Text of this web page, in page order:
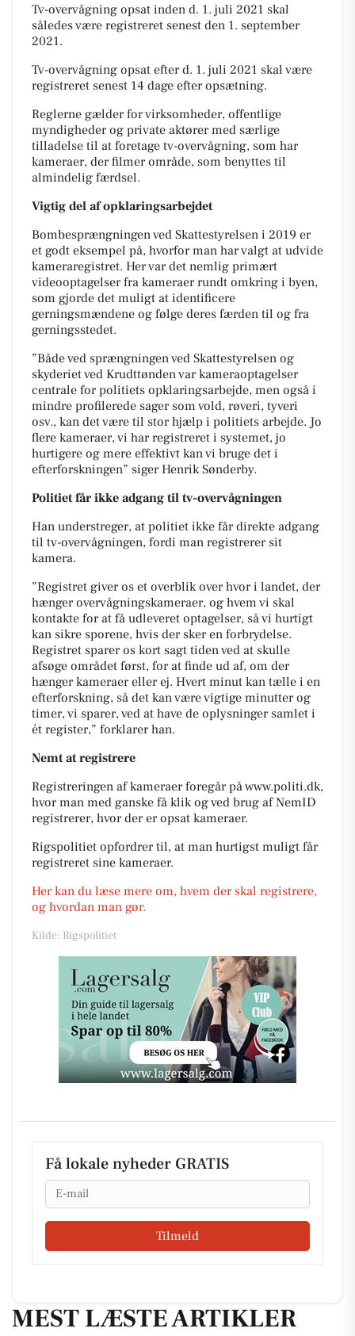
Tv-overvågning opsat inden d. 1. juli 2021 skal
således være registreret senest den 1. september
2021.
Tv-overvågning opsat efterd. 1. juli 2021 skal være
registreret senest 14 dage efter opsætning.
Reglerne gælder for virksomheder, offentlige
myndigheder og private aktører med særlige
tilladelse til at foretage tv-overvågning, som har
kameraer, der filmer område, som benyttes til
almindelig færdsel.
Vigtig del af opklaringsarbejdet
Bombesprængningen ved Skattestyrelsen i 2019 er
et godt eksempel på, hvorfor man har valgt at udvide
kameraregistret. Her var det nemlig primært
videooptagelser fra kameraer rundt omkring i byen,
som gjorde det muligt at identificere
gerningsmændene og følge deres færden til og fra
gerningsstedet.
”Både ved sprængningen ved Skattestyrelsen og
skyderiet ved Krudttønden var kameraoptagelser
centrale for politiets opklaringsarbejde, men også i
mindre profilerede sager som vold, røveri, tyveri
osv., kan det være til stor hjælp i politiets arbejde. Jo
flere kameraer, vi har registreret i systemet, jo
hurtigere og mere effektivt kan vi bruge det i
efterforskningen” siger Henrik Sønderby.
Politiet får ikke adgang til tv-overvågningen
Han understreger, at politiet ikke får direkte adgang
til tv-overvågningen, fordi man registrerer sit
kamera.
”Registret giver os et overblik over hvor i landet, der
hænger overvågningskameraer, og hvem vi skal
kontakte for at få udleveret optagelser, så vi hurtigt
kan sikre sporene, hvis der sker en forbrydelse.
Registret sparer os kort sagt tiden ved at skulle
afsøge området først, for at finde ud af, om der
hænger kameraer eller ej. Hvert minut kan tælle i en
efterforskning, så det kan være vigtige minutter og
timer, vi sparer, ved at have de oplysninger samlet i
ét register,” forklarer han.
Nemt at registrere
Registreringen af kameraer foregår på www.politi.dk,
hvor man med ganske få klik og ved brug af NemID
registrerer, hvor der er opsat kameraer.
Rigspolitiet opfordrer til, at man hurtigst muligt får
registreret sine kameraer.
Her kan du læse mere om, hvem der skal registrere,
og hvordan man gør.
Kilde: Rigspolitiet
Få lokale nyheder GRATIS
Email
Tilmeld
MEST LÆSTE ARTIKLER